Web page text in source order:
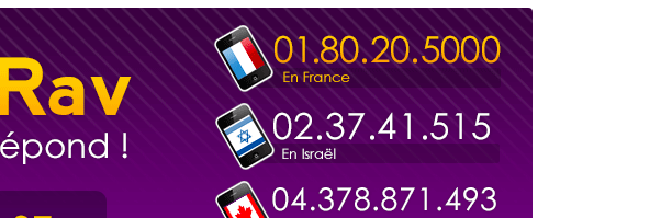
risquent de perdre leur maman